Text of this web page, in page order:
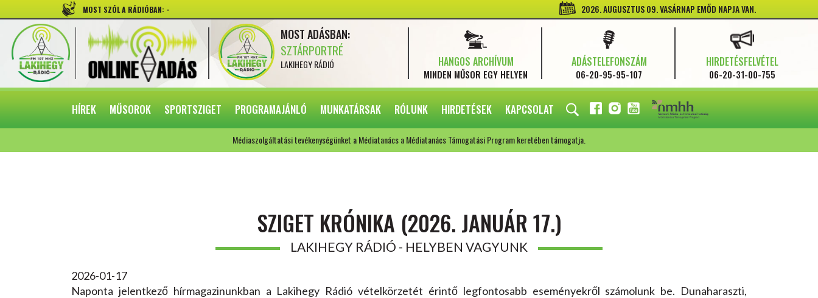
MOST SZÓL A RÁDIÓBAN: - 2026. AUGUSZTUS 09. VASÁRNAP EMŐD NAPJA VAN.
MOST ADÁSBAN:
SZTÁRPORTRÉ
LAKIHEGY RÁDIÓ HANGOS ARCHÍVUM
MINDEN MŰSOR EGY HELYEN
ADÁSTELEFONSZÁM
06-20-95-95-107
HIRDETÉSFELVÉTEL
06-20-31-00-755
HÍREK MŰSOROK SPORTSZIGET PROGRAMAJÁNLÓ MUNKATÁRSAK RÓLUNK HIRDETÉSEK KAPCSOLAT FACEBOOK
INSTAGRAM
YOUTUBE
Médiaszolgáltatási tevékenységünket a Médiatanács a Médiatanács Támogatási Program keretében támogatja.
SZIGET KRÓNIKA (2026. JANUÁR 17.)
LAKIHEGY RÁDIÓ - HELYBEN VAGYUNK
2026-01-17
Naponta jelentkező hírmagazinunkban a Lakihegy Rádió vételkörzetét érintő legfontosabb eseményekről számolunk be. Dunaharaszti,